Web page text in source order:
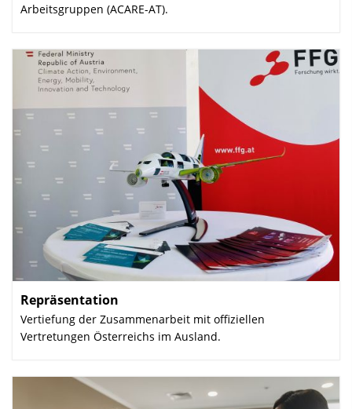
Arbeitsgruppen (ACARE-AT).
Repräsentation
Vertiefung der Zusammenarbeit mit offiziellen
Vertretungen Österreichs im Ausland.